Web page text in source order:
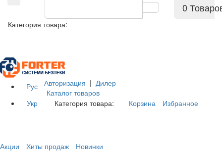
0
Категория товара:
Рус
Укр
Авторизация | Дилер
Каталог товаров
Категория товара:
Корзина Избранное
Акции Хиты продаж
Новинки